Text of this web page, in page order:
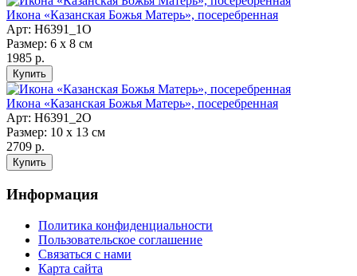
Икона «Казанская Божья Матерь», посеребренная
Арт: H6391_1О
Размер: 6 х 8 см
1985 р.
Икона «Казанская Божья Матерь», посеребренная
Арт: H6391_2О
Размер: 10 х 13 см
2709 р.
Информация
Политика конфиденциальности
Пользовательское соглашение
Связаться с нами
Карта сайта